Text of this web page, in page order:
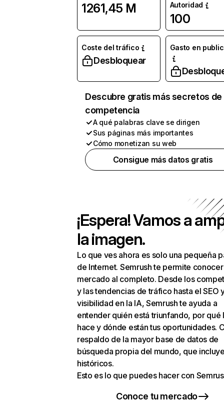
1261,45 M
Autoridad
100
Coste del tráfico
Desbloquear
Gasto en
Descubre gratis más secretos de
competencia
A qué palabras clave se dirigen
Sus páginas más importantes
Cómo monetizan su web
Consigue más datos gratis
¡Espera! Vamos a
la imagen.
Lo que ves ahora es solo una pequeña
de Internet. Semrush te permite
mercado al completo. Desde los
y las tendencias de tráfico hasta el SEO
visibilidad en la IA, Semrush te ayuda a
entender quién está triunfando, por qué
hace y dónde están tus oportunidades.
respaldo de la mayor base de datos de
búsqueda propia del mundo, que
históricos.
Esto es lo que puedes hacer con
Conoce tu mercado